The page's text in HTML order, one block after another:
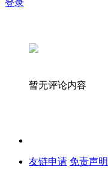
登录
暂无评论内容
友链申请 免责声明